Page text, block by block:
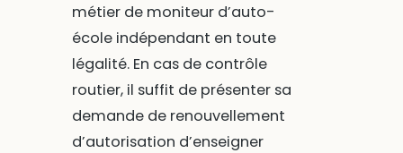
métier de moniteur d’auto-
école indépendant en toute
légalité. En cas de contrôle
routier, il suffit de présenter sa
demande de renouvellement
d’autorisation d’enseigner